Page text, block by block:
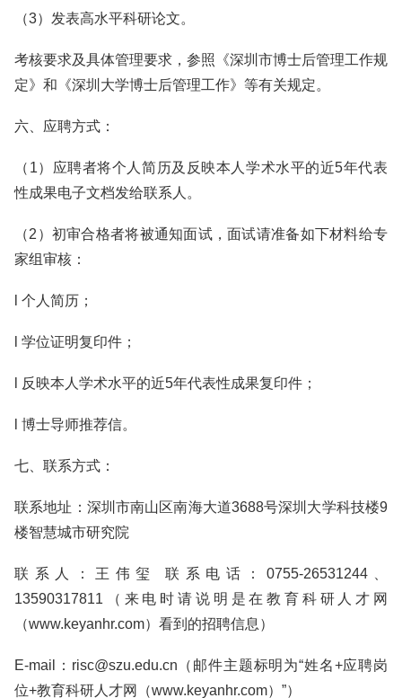
（3）发表高水平科研论文。
考核要求及具体管理要求，参照《深圳市博士后管理工作规
定》和《深圳大学博士后管理工作》等有关规定。
六、应聘方式：
（1）应聘者将个人简历及反映本人学术水平的近5年代表
性成果电子文档发给联系人。
（2）初审合格者将被通知面试，面试请准备如下材料给专
家组审核：
l 个人简历；
l 学位证明复印件；
l 反映本人学术水平的近5年代表性成果复印件；
l 博士导师推荐信。
七、联系方式：
联系地址：深圳市南山区南海大道3688号深圳大学科技楼9
楼智慧城市研究院
联系人：王伟玺 联系电话：0755-26531244、
13590317811（来电时请说明是在教育科研人才网
（www.keyanhr.com）看到的招聘信息）
E-mail：risc@szu.edu.cn（邮件主题标明为“姓名+应聘岗
位+教育科研人才网（www.keyanhr.com）”）